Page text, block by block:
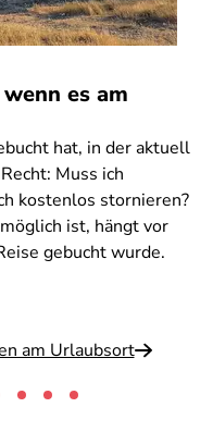
es am
hat, in der aktuell
Muss ich
kostenlos stornieren?
ist, hängt vor
gebucht wurde.
am Urlaubsort